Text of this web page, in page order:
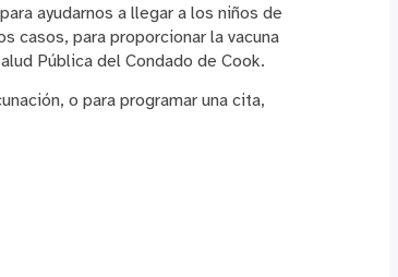
ayudarnos a llegar a los niños de
casos, para proporcionar la vacuna
Pública del Condado de Cook.
o para programar una cita,